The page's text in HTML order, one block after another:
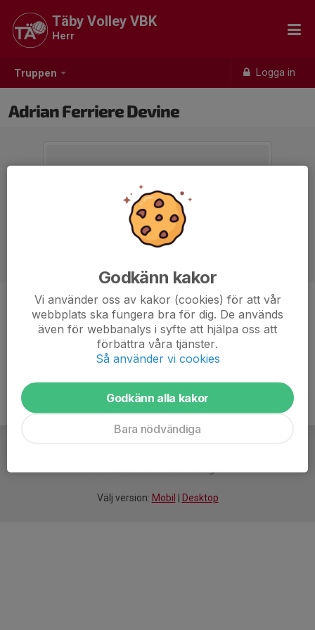
Truppen Logga in
Täby Volley VBK
Herr
Adrian Ferriere Devine
Position
-
17 år
Försmartaidrottsföreningar
Välj version: Mobil Desktop
Godkänn kakor
Vi använder oss av kakor (cookies) för att vår
webbplats ska fungera bra för dig. De används
även för webbanalys i syfte att hjälpa oss att
förbättra våra tjänster.
Så använder vi cookies
Godkänn alla kakor
Bara nödvändiga